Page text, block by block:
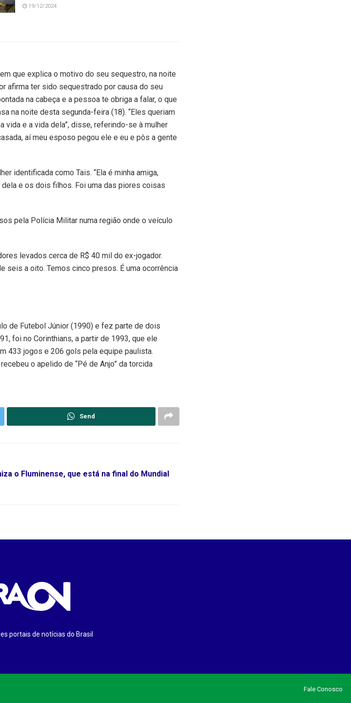
19/12/2024
que explica o motivo do seu sequestro, na noite
afirma ter sido sequestrado por causa do seu
na cabeça e a pessoa te obriga a falar, o que
na noite desta segunda-feira (18). “Eles queriam
vida e a vida dela”, disse, referindo-se à mulher
aí meu esposo pegou ele e eu e pôs a gente
identificada como Tais. “Ela é minha amiga,
e os dois filhos. Foi uma das piores coisas
pela Polícia Militar numa região onde o veículo
levados cerca de R$ 40 mil do ex-jogador.
seis a oito. Temos cinco presos. É uma ocorrência
de Futebol Júnior (1990) e fez parte de dois
foi no Corinthians, a partir de 1993, que ele
433 jogos e 206 gols pela equipe paulista.
o apelido de “Pé de Anjo” da torcida
Send
o Fluminense, que está na final do Mundial
portais de notícias do Brasil
Fale Conosco